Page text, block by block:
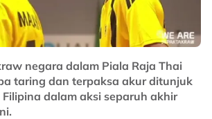
negara dalam Piala Raja Thai
taring dan terpaksa akur ditunjuk
dalam aksi separuh akhir